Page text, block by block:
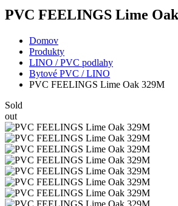
PVC FEELINGS Lime
Domov
Produkty
LINO / PVC podlahy
Bytové PVC / LINO
PVC FEELINGS Lime Oak 329M
Sold
out